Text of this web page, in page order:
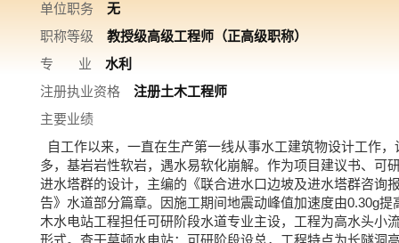
单位职务
无
职称等级
教授级高级工程师（正高级职称）
专 业
水利
注册执业资格
注册土木工程师
主要业绩
自工作以来，一直在生产第一线从事水工建筑物设计工作
多，基岩岩性软岩，遇水易软化崩解。作为项目建议书、可
进水塔群的设计，主编的《联合进水口边坡及进水塔群咨询
告》水道部分篇章。因施工期间地震动峰值加速度由0.30g
木水电站工程担任可研阶段水道专业主设，工程为高水头小
形式。查干莫顿水电站：可研阶段设总，工程特点为长隧洞